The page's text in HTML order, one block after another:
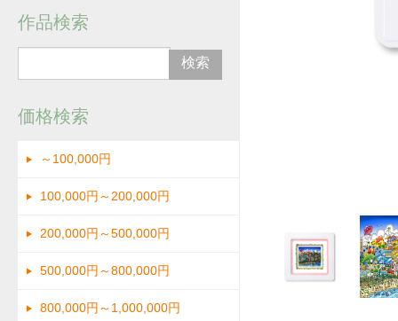
作品検索
価格検索
～100,000円
100,000円～200,000円
200,000円～500,000円
500,000円～800,000円
800,000円～1,000,000円